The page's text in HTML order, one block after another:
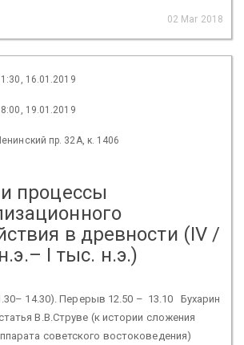
02 Mar 2018
16.01.2019
19.01.2019
пр. 32А, к. 1406
процессы
в древности (IV /
I тыс. н.э.)
14.30). Перерыв 12.50 – 13.10 Бухарин
В.В.Струве (к истории сложения
советского востоковедения)